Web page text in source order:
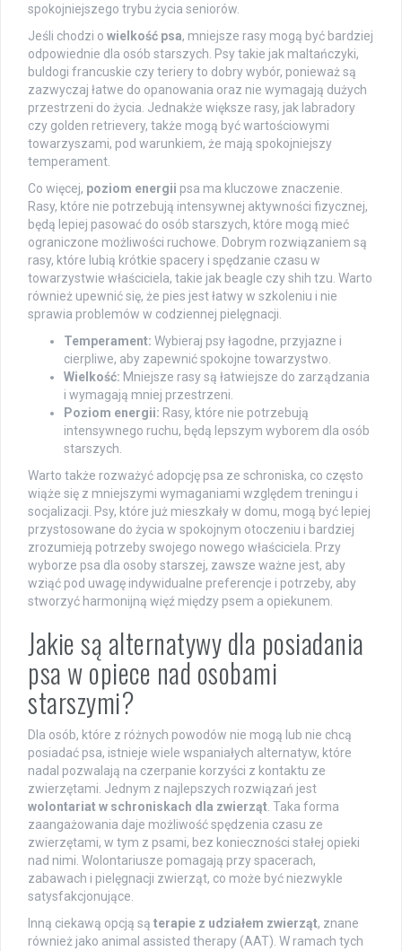
spokojniejszego trybu życia seniorów.
Jeśli chodzi o wielkość psa, mniejsze rasy mogą być bardziej
odpowiednie dla osób starszych. Psy takie jak maltańczyki,
buldogi francuskie czy teriery to dobry wybór, ponieważ są
zazwyczaj łatwe do opanowania oraz nie wymagają dużych
przestrzeni do życia. Jednakże większe rasy, jak labradory
czy golden retrievery, także mogą być wartościowymi
towarzyszami, pod warunkiem, że mają spokojniejszy
temperament.
Co więcej, poziom energii psa ma kluczowe znaczenie.
Rasy, które nie potrzebują intensywnej aktywności fizycznej,
będą lepiej pasować do osób starszych, które mogą mieć
ograniczone możliwości ruchowe. Dobrym rozwiązaniem są
rasy, które lubią krótkie spacery i spędzanie czasu w
towarzystwie właściciela, takie jak beagle czy shih tzu. Warto
również upewnić się, że pies jest łatwy w szkoleniu i nie
sprawia problemów w codziennej pielęgnacji.
Temperament: Wybieraj psy łagodne, przyjazne i
cierpliwe, aby zapewnić spokojne towarzystwo.
Wielkość: Mniejsze rasy są łatwiejsze do zarządzania
i wymagają mniej przestrzeni.
Poziom energii: Rasy, które nie potrzebują
intensywnego ruchu, będą lepszym wyborem dla osób
starszych.
Warto także rozważyć adopcję psa ze schroniska, co często
wiąże się z mniejszymi wymaganiami względem treningu i
socjalizacji. Psy, które już mieszkały w domu, mogą być lepiej
przystosowane do życia w spokojnym otoczeniu i bardziej
zrozumieją potrzeby swojego nowego właściciela. Przy
wyborze psa dla osoby starszej, zawsze ważne jest, aby
wziąć pod uwagę indywidualne preferencje i potrzeby, aby
stworzyć harmonijną więź między psem a opiekunem.
Jakie są alternatywy dla posiadania
psa w opiece nad osobami
starszymi?
Dla osób, które z różnych powodów nie mogą lub nie chcą
posiadać psa, istnieje wiele wspaniałych alternatyw, które
nadal pozwalają na czerpanie korzyści z kontaktu ze
zwierzętami. Jednym z najlepszych rozwiązań jest
wolontariat w schroniskach dla zwierząt. Taka forma
zaangażowania daje możliwość spędzenia czasu ze
zwierzętami, w tym z psami, bez konieczności stałej opieki
nad nimi. Wolontariusze pomagają przy spacerach,
zabawach i pielęgnacji zwierząt, co może być niezwykle
satysfakcjonujące.
Inną ciekawą opcją są terapie z udziałem zwierząt, znane
również jako animal assisted therapy (AAT). W ramach tych